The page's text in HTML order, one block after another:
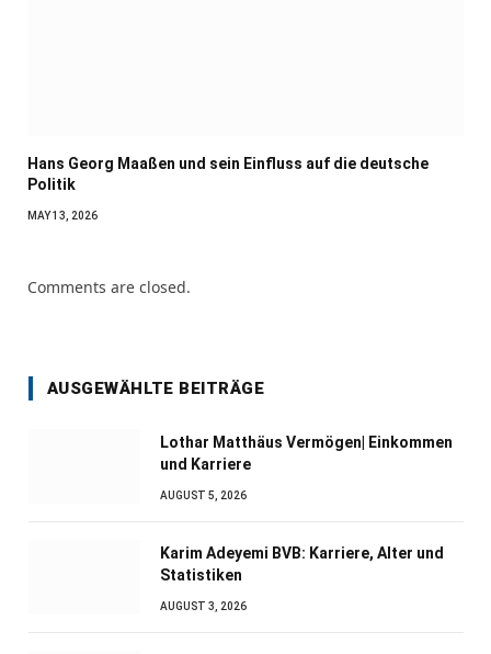
Hans Georg Maaßen und sein Einfluss auf die deutsche
Politik
MAY 13, 2026
Comments are closed.
AUSGEWÄHLTE BEITRÄGE
Lothar Matthäus Vermögen| Einkommen
und Karriere
AUGUST 5, 2026
Karim Adeyemi BVB: Karriere, Alter und
Statistiken
AUGUST 3, 2026